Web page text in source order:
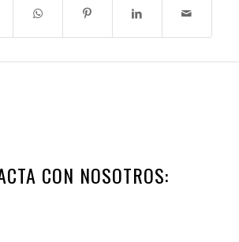
CON NOSOTROS: